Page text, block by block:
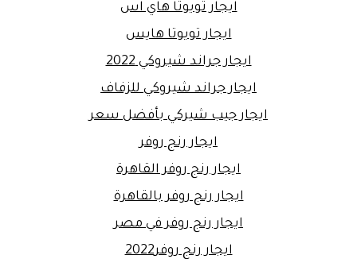
ايجار تويوتا هاي اس
ايجار تويوتا هايس
ايجار جراند شيروكي 2022
ايجار جراند شيروكي للزفاف
ايجار جيب شيركي بأفضل سعر
ايجار رنج روفر
ايجار رنج روفر القاهرة
ايجار رنج روفر بالقاهرة
ايجار رنج روفر في مصر
ايجار رنج روفر2022